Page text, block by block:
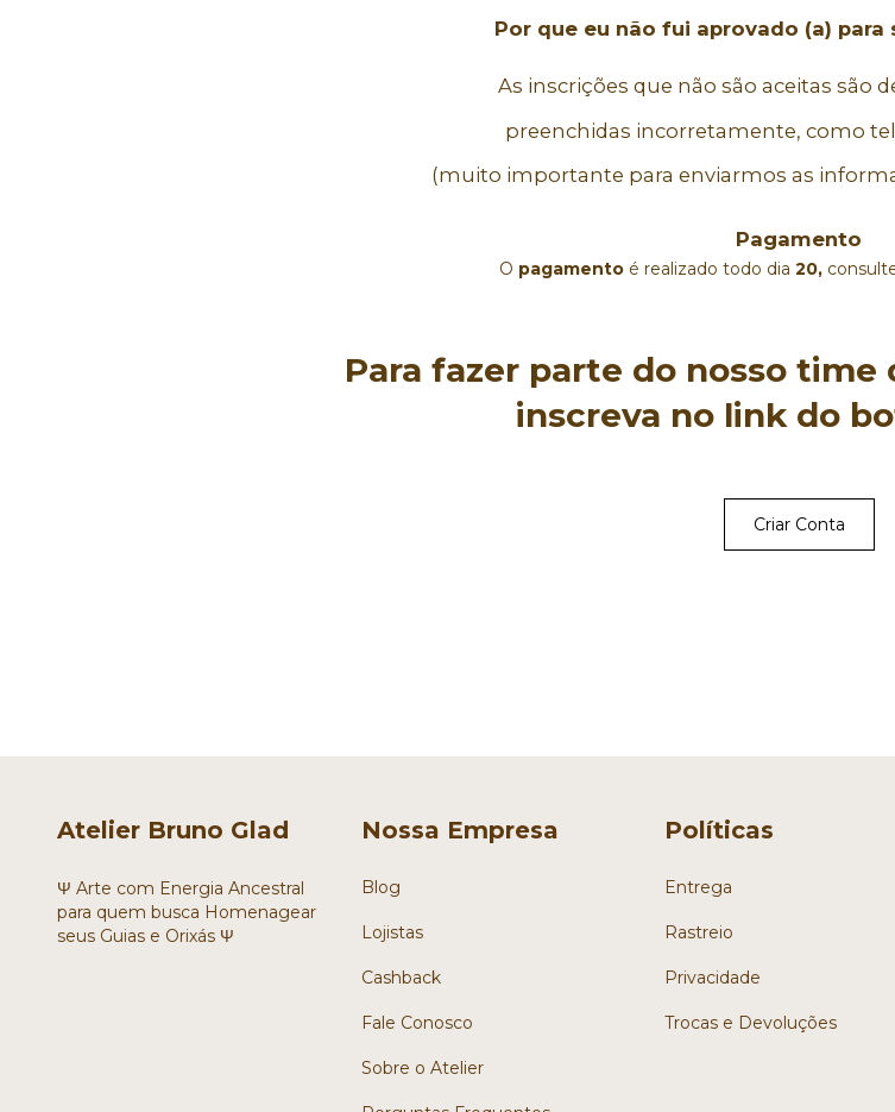
Por que eu não fui aprovado (a) para
As inscrições que não são aceitas são
preenchidas incorretamente, como
(muito importante para enviarmos as
Pagamento
O pagamento é realizado todo dia 20,
Para fazer parte do nosso time
inscreva no link do
Criar Conta
Atelier Bruno Glad
Ψ Arte com Energia Ancestral
para quem busca Homenagear
seus Guias e Orixás Ψ
Nossa Empresa
Blog
Lojistas
Cashback
Fale Conosco
Sobre o Atelier
Políticas
Entrega
Rastreio
Privacidade
Trocas e Devoluções